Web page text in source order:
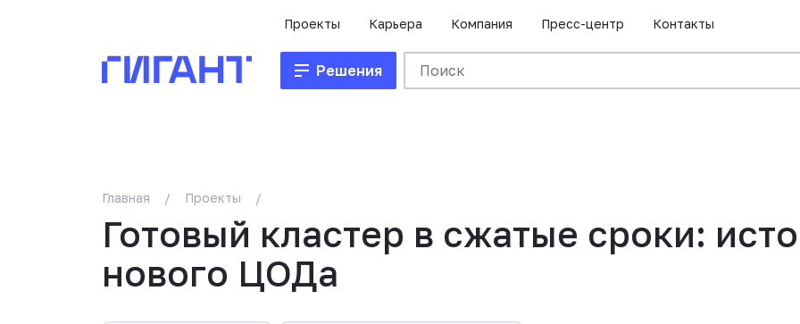
Проекты Карьера Компания Пресс-центр Контакты
Решения
Главная / Проекты /
Готовый кластер в сжатые сроки:
нового ЦОДа